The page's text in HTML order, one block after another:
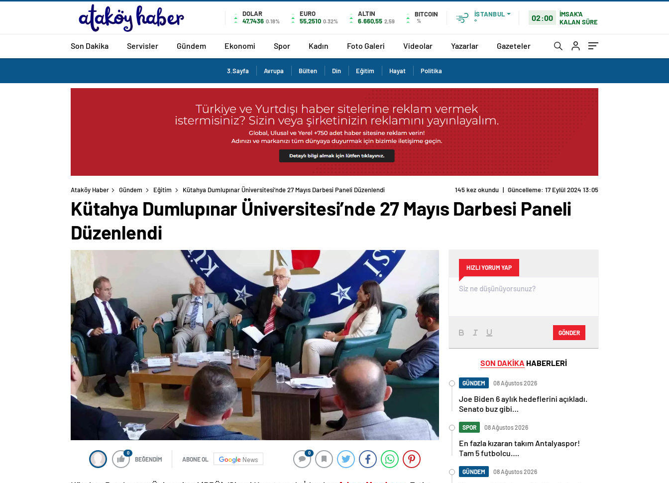
DOLAR
47,7436 0.18%
EURO
55,2510 0.32%
ALTIN
6.660,55 2,59
BITCOIN
%
İSTANBUL
°
02:00
İMSAK'A
KALAN SÜRE
Son Dakika Servisler Gündem Ekonomi Spor Kadın Foto Galeri Videolar Yazarlar Gazeteler
3.Sayfa Avrupa Bülten Din Eğitim Hayat Politika
Ataköy Haber Gündem Eğitim Kütahya Dumlupınar Üniversitesi’nde 27 Mayıs Darbesi Paneli Düzenlendi
Kütahya Dumlupınar Üniversitesi’nde 27 Mayıs Darbesi Paneli
Düzenlendi
0
BEĞENDİM ABONE OL News
0
HIZLI YORUM YAP
GÖNDER
SON DAKİKA HABERLERİ
GÜNDEM 08 Ağustos 2026
Joe Biden 6 aylık hedeflerini açıkladı.
Senato buz gibi…
SPOR 08 Ağustos 2026
En fazla kızaran takım Antalyaspor!
Tam 5 futbolcu….
GÜNDEM 08 Ağustos 2026